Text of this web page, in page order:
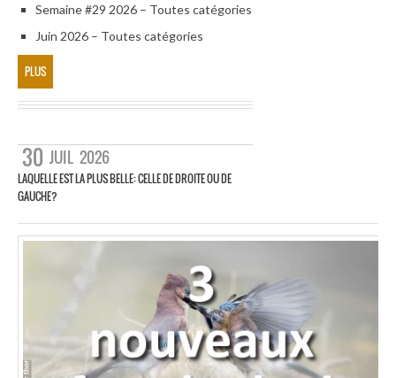
Semaine #29 2026 – Toutes catégories
Juin 2026 – Toutes catégories
PLUS
30 JUIL 2026
LAQUELLE EST LA PLUS BELLE: CELLE DE DROITE OU DE
GAUCHE?